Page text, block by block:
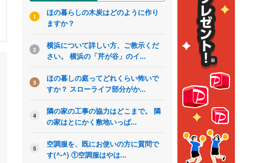
1
ほの暮らしの木炭はどのように作り
ますか？
2
横浜について詳しい方、ご教示くだ
さい。 横浜の「芹が谷」のイ...
3
ほの暮しの庭ってどれくらい怖いで
すか？ スローライフ部分がか...
4
隣の家の工事の協力はどこまで。 隣
の家はとにかく敷地いっぱ...
5
空調服を、既にお使いの方に質問で
す(^-^) ①空調服はやは...